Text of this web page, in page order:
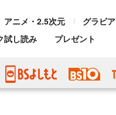
アニメ・2.5次元 グラビア
試し読み プレゼント